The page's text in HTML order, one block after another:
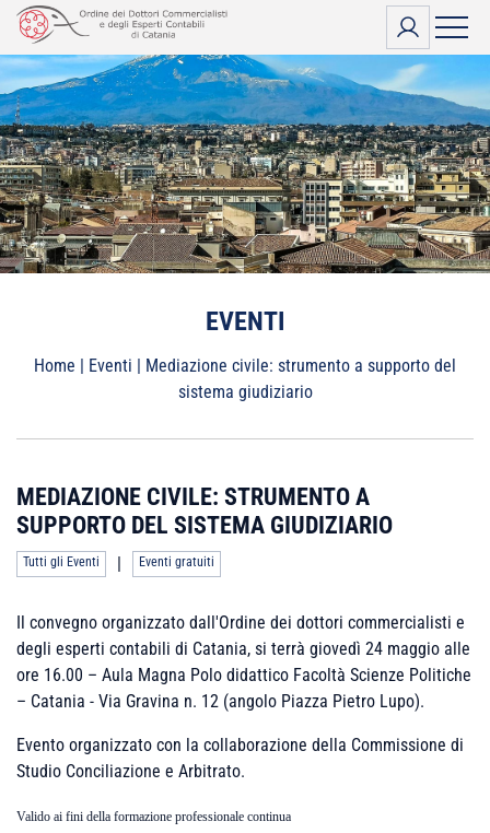
Vai
contenuto
EVENTI
Home | Eventi | Mediazione civile: strumento a supporto del
sistema giudiziario
MEDIAZIONE CIVILE: STRUMENTO A
SUPPORTO DEL SISTEMA GIUDIZIARIO
Tutti gli Eventi | Eventi gratuiti
Il convegno organizzato dall'Ordine dei dottori commercialisti e
degli esperti contabili di Catania, si terrà giovedì 24 maggio alle
ore 16.00 – Aula Magna Polo didattico Facoltà Scienze Politiche
– Catania ‐ Via Gravina n. 12 (angolo Piazza Pietro Lupo).
Evento organizzato con la collaborazione della Commissione di
Studio Conciliazione e Arbitrato.
Valido ai fini della formazione professionale continua